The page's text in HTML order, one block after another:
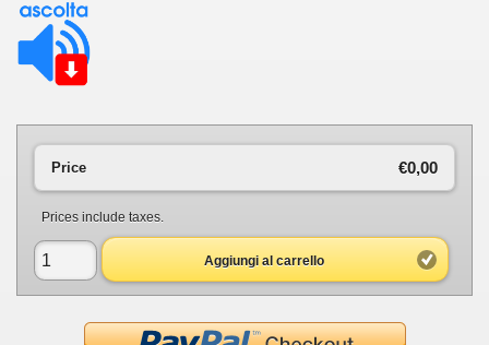
€0,00
Price
Prices include taxes.
Aggiungi al carrello